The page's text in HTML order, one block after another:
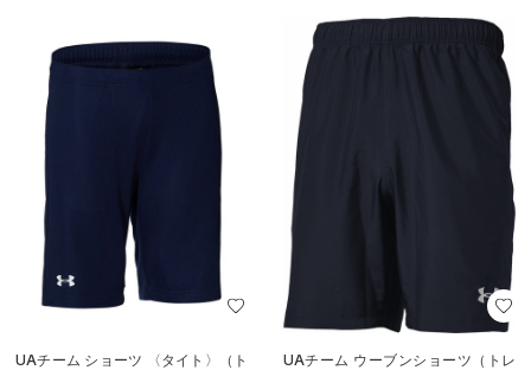
UAチーム ショーツ 〈タイト〉（ト
UAチーム ウーブンショーツ（トレ